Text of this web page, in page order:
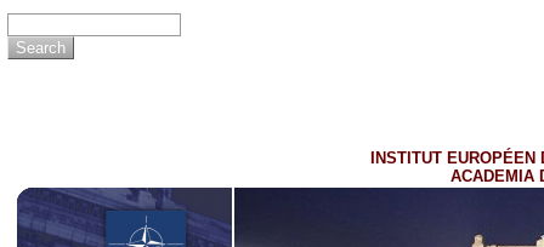
INSTITUT EUROPÉEN
ACADEMIA